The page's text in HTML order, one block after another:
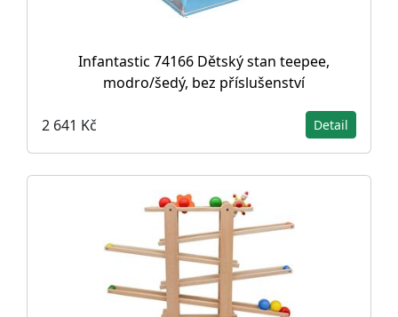
Infantastic 74166 Dětský stan teepee,
modro/šedý, bez příslušenství
2 641 Kč Detail